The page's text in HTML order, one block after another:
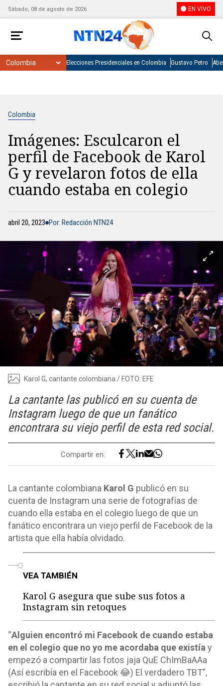
Sábado, 08 de agosto de 2026 EN VIVO
Elecciones Presidenciales en Colombia Gustavo Petro
Colombia
Imágenes: Esculcaron el
perfil de Facebook de Karol
G y revelaron fotos de ella
cuando estaba en colegio
abril 20, 2023 Por: Redacción NTN24
Karol G, cantante colombiana / FOTO: EFE
La cantante las publicó en su cuenta de
Instagram luego de que un fanático
encontrara su viejo perfil de esta red social.
Compartir en:
La cantante colombiana Karol G publicó en su
cuenta de Instagram una serie de fotografías de
cuando ella estaba en el colegio luego de que un
fanático encontrara un viejo perfil de Facebook de la
artista que ella había olvidado.
VEA TAMBIÉN
Karol G asegura que sube sus fotos a
Instagram sin retoques
“Alguien encontró mi Facebook de cuando estaba
en el colegio que no yo me acordaba que existía y
empezó a compartir las fotos jaja QuE ChImBaAAa
(Así escribía en el Facebook 😂) El verdadero TBT”,